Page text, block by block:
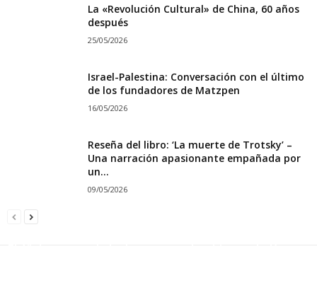
La «Revolución Cultural» de China, 60 años
después
25/05/2026
Israel-Palestina: Conversación con el último
de los fundadores de Matzpen
16/05/2026
Reseña del libro: ‘La muerte de Trotsky’ –
Una narración apasionante empañada por
un...
09/05/2026